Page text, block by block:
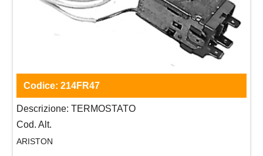
Codice: 214FR47
Descrizione: TERMOSTATO
Cod. Alt.
ARISTON